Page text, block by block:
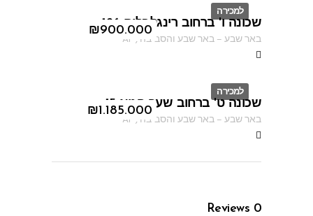
למכירה
ID
₪900.000
שכונה ו' ברחוב רינגלבלום 126
באר שבע–באר שבע והסביבה ,
AF
למכירה
ID
₪1.185.000
שכונה ט' ברחוב שער הגיא 15
באר שבע–באר שבע והסביבה ,
AF
0
Reviews